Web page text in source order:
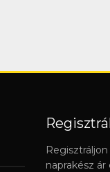
naprakész